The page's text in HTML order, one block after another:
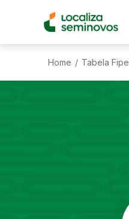
Home / Tabela Fipe